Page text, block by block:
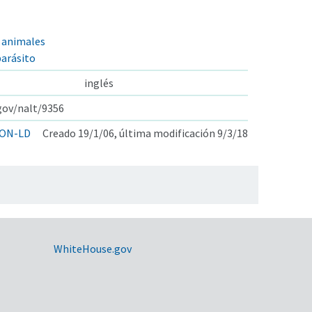
inglés
nalt/9356
LD
Creado 19/1/06, última modificación 9/3/18
WhiteHouse.gov